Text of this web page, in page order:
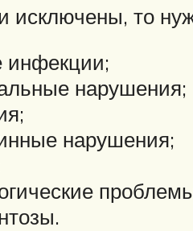
исключены, то
инфекции;
нарушения;
нарушения;